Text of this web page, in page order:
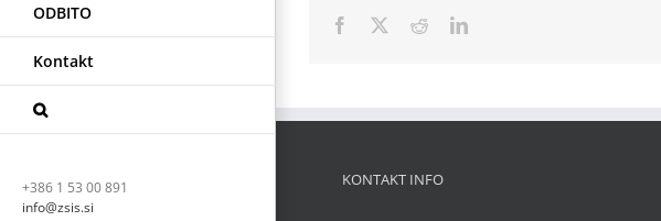
ODBITO
Kontakt
+386 1 53 00 891
info@zsis.si
Facebook RedditLinkedIn
KONTAKT INFO